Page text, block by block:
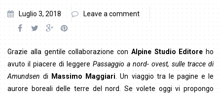
Luglio 3, 2018 Leave a comment
Grazie alla gentile collaborazione con Alpine Studio Editoreho
avuto il piacere di leggere Passaggio a nord- ovest, sulle tracce di
Amundsendi Massimo Maggiari. Un viaggio tra le pagine e le
aurore boreali delle terre del nord. Se volete oggi vi propongo